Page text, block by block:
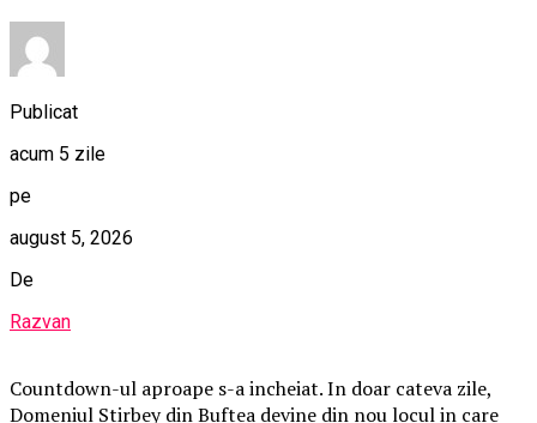
Publicat
acum 5 zile
pe
august 5, 2026
De
Razvan
Countdown-ul aproape s-a incheiat. In doar cateva zile,
Domeniul Stirbey din Buftea devine din nou locul in care